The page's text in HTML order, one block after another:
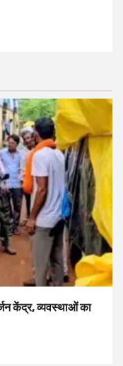
केंद्र, व्यवस्थाओं का